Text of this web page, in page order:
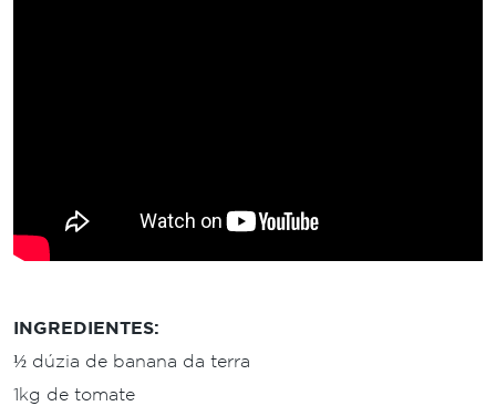
INGREDIENTES:
½ dúzia de banana da terra
1kg de tomate